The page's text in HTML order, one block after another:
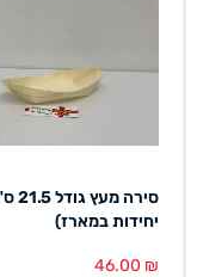
יחידות במארז)
46.00 ₪